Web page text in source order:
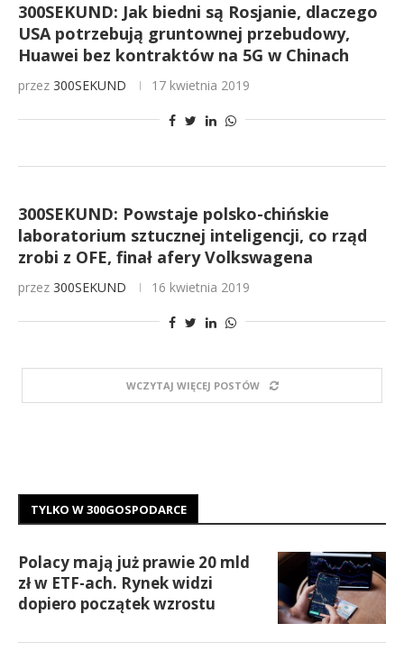
300SEKUND: Jak biedni są Rosjanie, dlaczego
USA potrzebują gruntownej przebudowy,
Huawei bez kontraktów na 5G w Chinach
przez 300SEKUND 17 kwietnia 2019
300SEKUND: Powstaje polsko-chińskie
laboratorium sztucznej inteligencji, co rząd
zrobi z OFE, finał afery Volkswagena
przez 300SEKUND 16 kwietnia 2019
WCZYTAJ WIĘCEJ POSTÓW
TYLKO W 300GOSPODARCE
Polacy mają już prawie 20 mld
zł w ETF-ach. Rynek widzi
dopiero początek wzrostu